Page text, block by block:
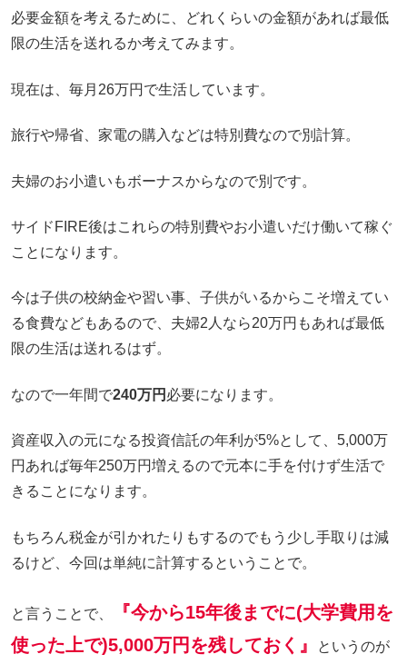
必要金額を考えるために、どれくらいの金額があれば最低
限の生活を送れるか考えてみます。
現在は、毎月26万円で生活しています。
旅行や帰省、家電の購入などは特別費なので別計算。
夫婦のお小遣いもボーナスからなので別です。
サイドFIRE後はこれらの特別費やお小遣いだけ働いて稼ぐ
ことになります。
今は子供の校納金や習い事、子供がいるからこそ増えてい
る食費などもあるので、夫婦2人なら20万円もあれば最低
限の生活は送れるはず。
なので一年間で240万円 必要になります。
資産収入の元になる投資信託の年利が5%として、5,000万
円あれば毎年250万円増えるので元本に手を付けず生活で
きることになります。
もちろん税金が引かれたりもするのでもう少し手取りは減
るけど、今回は単純に計算するということで。
と言うことで、
『今から15年後までに(大学費用を
使った上で)5,000万円を残しておく 』
というのが